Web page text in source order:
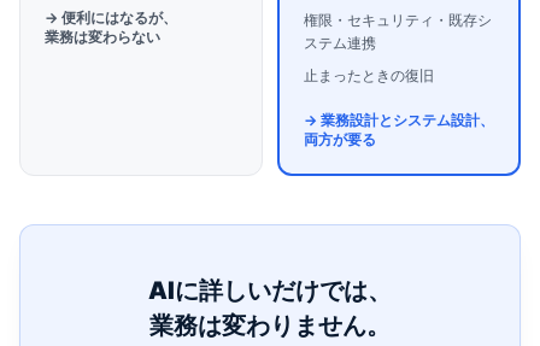
→ 便利にはなるが、
業務は変わらない
権限・セキュリティ・既存シ
ステム連携
止まったときの復旧
→ 業務設計とシステム設計、
両方が要る
AIに詳しいだけでは、
業務は変わりません。